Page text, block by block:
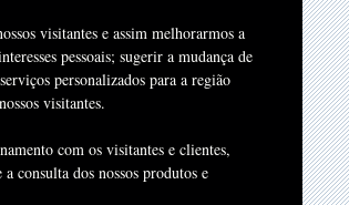
visitantes e assim melhorarmos a
pessoais; sugerir a mudança de
personalizados para a região
visitantes.
com os visitantes e clientes,
consulta dos nossos produtos e